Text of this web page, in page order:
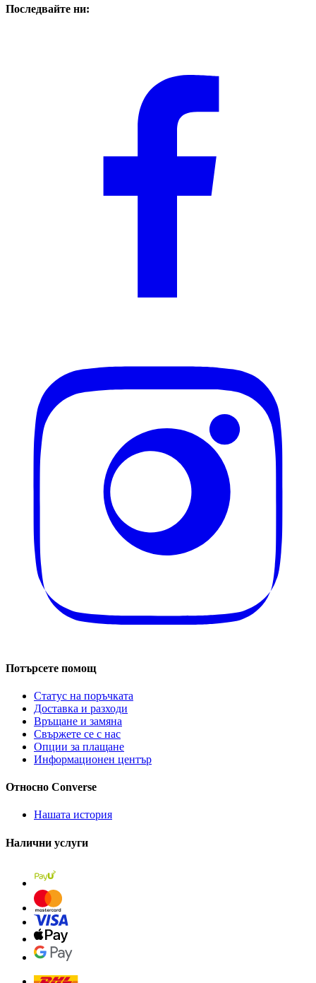
Последвайте ни:
Потърсете помощ
Статус на поръчката
Доставка и разходи
Връщане и замяна
Свържете се с нас
Опции за плащане
Информационен център
Относно Converse
Нашата история
Налични услуги